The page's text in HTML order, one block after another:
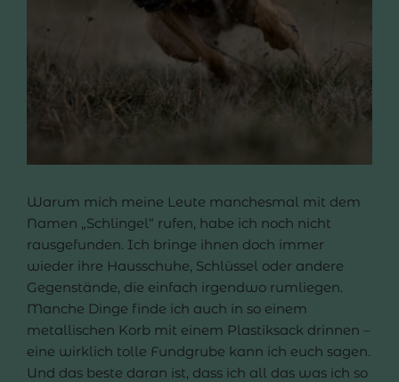
Warum mich meine Leute manchesmal mit dem
Namen „Schlingel“ rufen, habe ich noch nicht
rausgefunden. Ich bringe ihnen doch immer
wieder ihre Hausschuhe, Schlüssel oder andere
Gegenstände, die einfach irgendwo rumliegen.
Manche Dinge finde ich auch in so einem
metallischen Korb mit einem Plastiksack drinnen –
eine wirklich tolle Fundgrube kann ich euch sagen.
Und das beste daran ist, dass ich all das was ich so